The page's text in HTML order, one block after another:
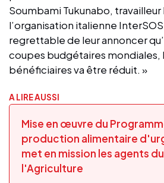
Soumbami Tukunabo,
l’organisation italienne
regrettable de leur annoncer
coupes budgétaires mondiales,
bénéficiaires va être réduit. »
A LIRE AUSSI
Mise en œuvre du
production alimentaire
met en mission les agents
l'Agriculture